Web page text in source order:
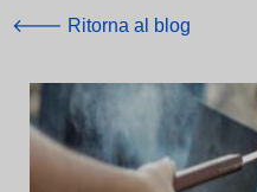
🡐 Ritorna al blog